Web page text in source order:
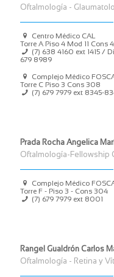
Oftalmología -
Centro Médico CAL
Torre A Piso 4 Mod 11 Cons
(7) 638 4160 ext 1415 /
679 8989
Complejo Médico
Torre C Piso 3 Cons 308
(7) 679 7979 ext 8345-
Prada Rocha Angelica
Oftalmología-Fellowship
Complejo Médico
Torre F - Piso 3 - Cons 304
(7) 679 7979 ext 8001
Rangel Gualdrón Carlos
Oftalmología - Retina y